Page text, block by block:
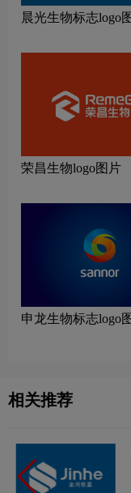
晨光生物标志logo
荣昌生物logo图片
申龙生物标志logo
相关推荐